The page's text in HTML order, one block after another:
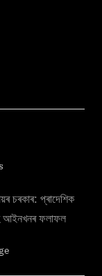
চৰকাৰৰ
আইন
চৰকাৰ: প্ৰাদেশিক
আইনখনৰ ফলাফল